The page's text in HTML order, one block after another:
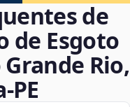
de
de Esgoto
Rio,